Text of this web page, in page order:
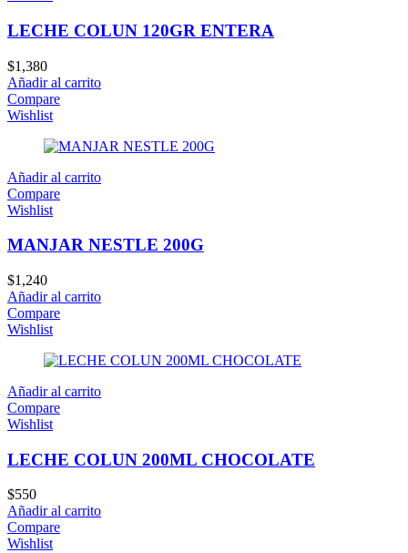
LECHE COLUN 120GR ENTERA
$1,380
Añadir al carrito
Compare
Wishlist
Añadir al carrito
Compare
Wishlist
MANJAR NESTLE 200G
$1,240
Añadir al carrito
Compare
Wishlist
Añadir al carrito
Compare
Wishlist
LECHE COLUN 200ML CHOCOLATE
$550
Añadir al carrito
Compare
Wishlist